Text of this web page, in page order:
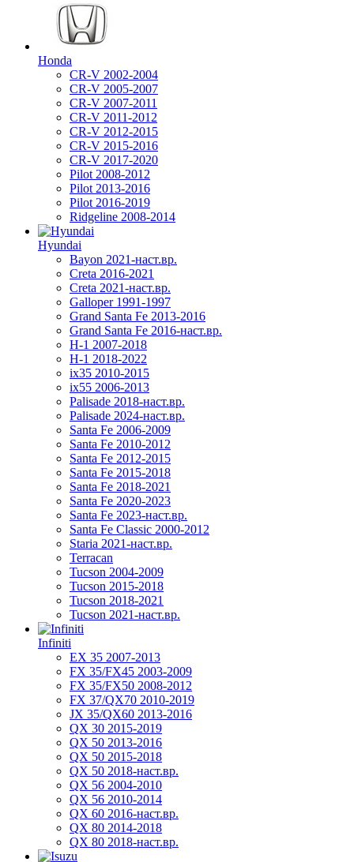
Honda
CR-V 2002-2004
CR-V 2005-2007
CR-V 2007-2011
CR-V 2011-2012
CR-V 2012-2015
CR-V 2015-2016
CR-V 2017-2020
Pilot 2008-2012
Pilot 2013-2016
Pilot 2016-2019
Ridgeline 2008-2014
Hyundai
Bayon 2021-наст.вр.
Creta 2016-2021
Creta 2021-наст.вр.
Galloper 1991-1997
Grand Santa Fe 2013-2016
Grand Santa Fe 2016-наст.вр.
H-1 2007-2018
H-1 2018-2022
ix35 2010-2015
ix55 2006-2013
Palisade 2018-наст.вр.
Palisade 2024-наст.вр.
Santa Fe 2006-2009
Santa Fe 2010-2012
Santa Fe 2012-2015
Santa Fe 2015-2018
Santa Fe 2018-2021
Santa Fe 2020-2023
Santa Fe 2023-наст.вр.
Santa Fe Classic 2000-2012
Staria 2021-наст.вр.
Terracan
Tucson 2004-2009
Tucson 2015-2018
Tucson 2018-2021
Tucson 2021-наст.вр.
Infiniti
EX 35 2007-2013
FX 35/FX45 2003-2009
FX 35/FX50 2008-2012
FX 37/QX70 2010-2019
JX 35/QX60 2013-2016
QX 30 2015-2019
QX 50 2013-2016
QX 50 2015-2018
QX 50 2018-наст.вр.
QX 56 2004-2010
QX 56 2010-2014
QX 60 2016-наст.вр.
QX 80 2014-2018
QX 80 2018-наст.вр.